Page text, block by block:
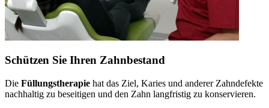
Schützen Sie Ihren Zahnbestand
Die Füllungstherapie hat das Ziel, Karies und anderer Zahndefekte
nachhaltig zu beseitigen und den Zahn langfristig zu konservieren.